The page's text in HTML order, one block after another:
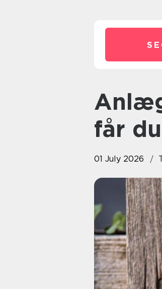
Anlægsgartner på falster sådan
får
01 July 2026